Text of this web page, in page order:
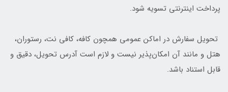
پرداخت اینترنتی تسویه شود.
تحویل سفارش در اماکن عمومی همچون کافه، کافی نت، رستوران،
هتل و مانند آن امکان‌پذیر نیست و لازم است آدرس تحویل، دقیق و
قابل استناد باشد.